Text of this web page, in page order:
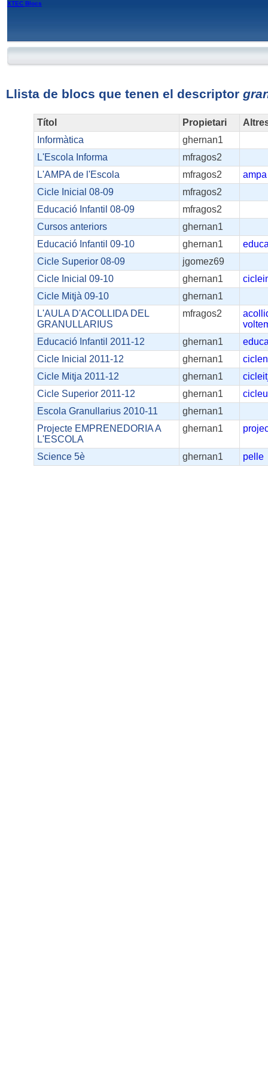
XTEC Blocs
Llista de blocs que tenen el descriptor
Títol Propietari
Informàtica
ghernan1
L'Escola Informa
mfragos2
L'AMPA de l'Escola
mfragos2
ampa
Cicle Inicial 08-09
mfragos2
Educació Infantil 08-09
mfragos2
Cursos anteriors
ghernan1
Educació Infantil 09-10
ghernan1
Cicle Superior 08-09
jgomez69
Cicle Inicial 09-10
ghernan1
Cicle Mitjà 09-10
ghernan1
L'AULA D'ACOLLIDA DEL
GRANULLARIUS
mfragos2
Educació Infantil 2011-12
ghernan1
Cicle Inicial 2011-12
ghernan1
Cicle Mitja 2011-12
ghernan1
Cicle Superior 2011-12
ghernan1
Escola Granullarius 2010-11
ghernan1
Projecte EMPRENEDORIA A
L'ESCOLA
ghernan1
Science 5è ghernan1 pelle